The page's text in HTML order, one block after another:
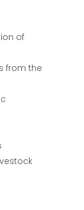
of
from the